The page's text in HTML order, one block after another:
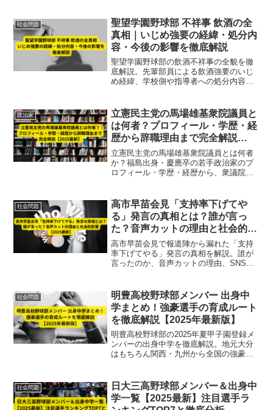
社会問題
聖望学園野球部 不祥事 飲酒の全
真相｜いじめ強要の経緯・処分内
容・今後の影響を徹底解説
聖望学園野球部の飲酒不祥事の全貌を徹
底解説。先輩部員による飲酒強要のいじ
め経緯、学校側や指導者への処分内容、
く紹介。
政治家
立憲民主党の馬場雄基衆院議員と
は何者？プロフィール・学歴・経
歴から辞職理由まで完全解説
【2025最新】
立憲民主党の馬場雄基衆院議員とは何者
か？福島出身・慶應卒の若手政治家のプ
ロフィール・学歴・経歴から、衆議院辞
展望も網羅。
社会問題
高市早苗会見「支持率下げてや
る」発言の真相とは？誰が言っ
た？音声カットの理由と社会的影
響【2025最新】
高市早苗会見で報道陣から漏れた「支持
率下げてやる」発言の真相を解説。誰が
言ったのか、音声カットの理由、SNS反
社会問題
明豊高校野球部メンバー 出身中
学まとめ！強豪選手の育成ルート
を徹底解説【2025年最新版】
明豊高校野球部の2025年夏甲子園登録メ
ンバーの出身中学を徹底解説。地元大分
はもちろん関西・九州から全国の強豪硬
社会問題
日大三高野球部メンバー＆出身中
学一覧【2025最新】注目選手ラ